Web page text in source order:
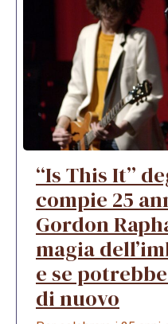
“Is This It”
compie 25
Gordon
magia
e se
di nuovo